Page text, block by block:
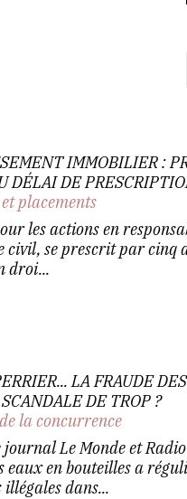
IMMOBILIER :
DÉLAI DE
placements
les actions en
civil, se prescrit par cinq
droi...
LA FRAUDE
DE TROP ?
la concurrence
journal Le Monde et
eaux en bouteilles a
dans...